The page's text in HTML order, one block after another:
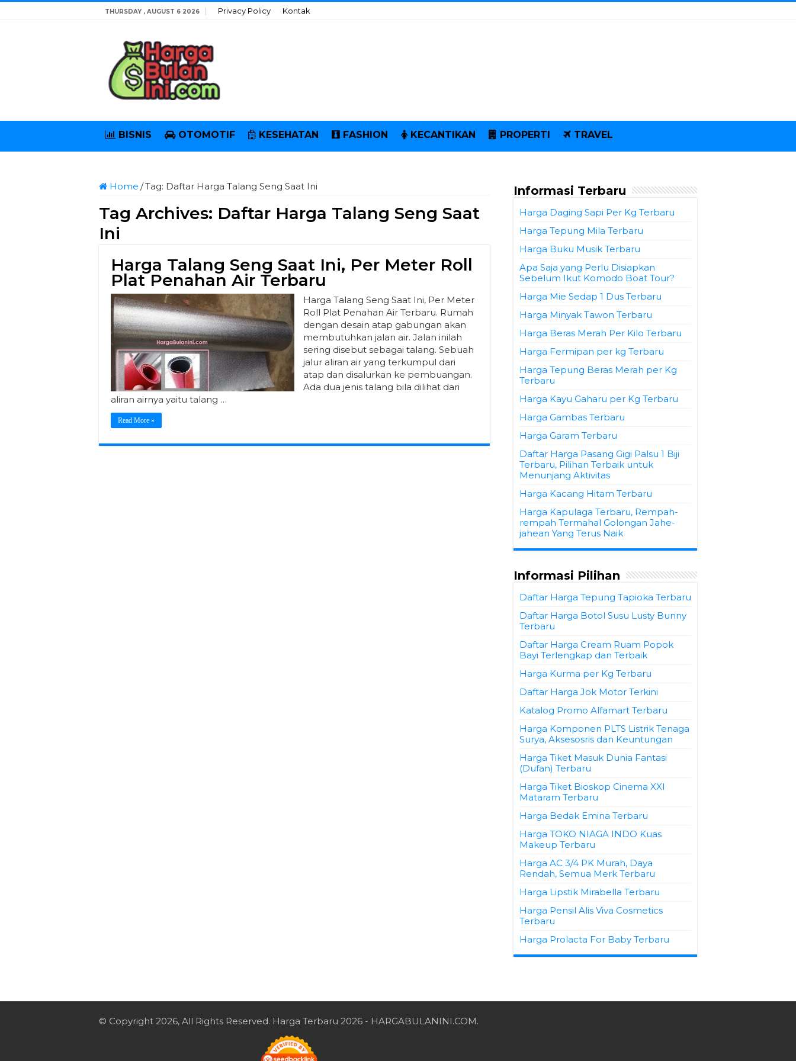
THURSDAY , AUGUST 6 2026 Privacy Policy Kontak
BISNIS OTOMOTIF KESEHATAN FASHION KECANTIKAN PROPERTI TRAVEL
Home /Tag: Daftar Harga Talang Seng Saat Ini
Tag Archives: Daftar Harga Talang Seng Saat
Ini
Harga Talang Seng Saat Ini, Per Meter Roll
Plat Penahan Air Terbaru
Harga Talang Seng Saat Ini, Per Meter
Roll Plat Penahan Air Terbaru. Rumah
dengan desain atap gabungan akan
membutuhkan jalan air. Jalan inilah
sering disebut sebagai talang. Sebuah
jalur aliran air yang terkumpul dari
atap dan disalurkan ke pembuangan.
Ada dua jenis talang bila dilihat dari
aliran airnya yaitu talang …
Read More »
Informasi Terbaru
Harga Daging Sapi Per Kg Terbaru
Harga Tepung Mila Terbaru
Harga Buku Musik Terbaru
Apa Saja yang Perlu Disiapkan
Sebelum Ikut Komodo Boat Tour?
Harga Mie Sedap 1 Dus Terbaru
Harga Minyak Tawon Terbaru
Harga Beras Merah Per Kilo Terbaru
Harga Fermipan per kg Terbaru
Harga Tepung Beras Merah per Kg
Terbaru
Harga Kayu Gaharu per Kg Terbaru
Harga Gambas Terbaru
Harga Garam Terbaru
Daftar Harga Pasang Gigi Palsu 1 Biji
Terbaru, Pilihan Terbaik untuk
Menunjang Aktivitas
Harga Kacang Hitam Terbaru
Harga Kapulaga Terbaru, Rempah-
rempah Termahal Golongan Jahe-
jahean Yang Terus Naik
Informasi Pilihan
Daftar Harga Tepung Tapioka Terbaru
Daftar Harga Botol Susu Lusty Bunny
Terbaru
Daftar Harga Cream Ruam Popok
Bayi Terlengkap dan Terbaik
Harga Kurma per Kg Terbaru
Daftar Harga Jok Motor Terkini
Katalog Promo Alfamart Terbaru
Harga Komponen PLTS Listrik Tenaga
Surya, Aksesosris dan Keuntungan
Harga Tiket Masuk Dunia Fantasi
(Dufan) Terbaru
Harga Tiket Bioskop Cinema XXI
Mataram Terbaru
Harga Bedak Emina Terbaru
Harga TOKO NIAGA INDO Kuas
Makeup Terbaru
Harga AC 3/4 PK Murah, Daya
Rendah, Semua Merk Terbaru
Harga Lipstik Mirabella Terbaru
Harga Pensil Alis Viva Cosmetics
Terbaru
Harga Prolacta For Baby Terbaru
© Copyright 2026, All Rights Reserved. Harga Terbaru 2026 - HARGABULANINI.COM.